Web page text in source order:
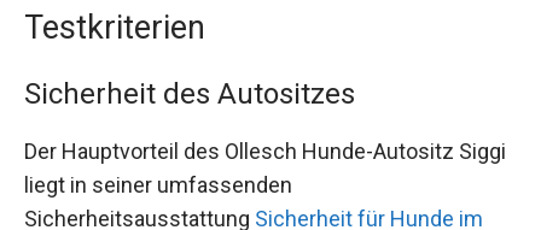
Testkriterien
Sicherheit des Autositzes
Der Hauptvorteil des Ollesch Hunde-Autositz Siggi
liegt in seiner umfassenden
Sicherheitsausstattung Sicherheit für Hunde im